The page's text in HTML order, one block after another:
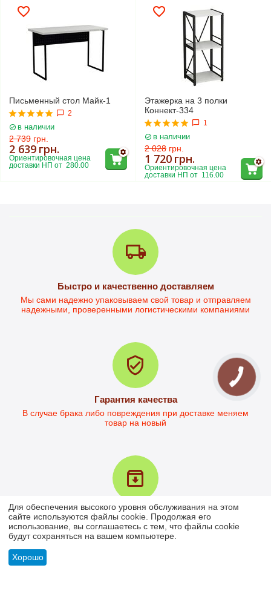
Письменный стол Майк-1
2
в наличии
2 739 грн.
2 639 грн.
Ориентировочная цена
доставки НП от  280.00
Этажерка на 3 полки
Коннект-334
1
в наличии
2 028 грн.
1 720 грн.
Ориентировочная цена
доставки НП от  116.00
Письменный стол Дейв-1
в наличии
Стол письменный Дейв-2L
в наличии
Ориентировочная цена
доставки НП от  284.00
4 196 грн.
3 093грн.
Ориентировочная цена
доставки НП от  285.00
Быстро и качественно доставляем
Мы сами надежно упаковываем свой товар и отправляем
надежными, проверенными логистическими компаниями
Гарантия качества
В случае брака либо повреждения при доставке меняем
товар на новый
Возврат товара в течение 30 дней
У вас есть 30 дней для того, чтобы протестировать вашу
покупку
Для обеспечения высокого уровня обслуживания на этом
сайте используются файлы cookie. Продолжая его
использование, вы соглашаетесь с тем, что файлы cookie
будут сохраняться на вашем компьютере.
Хорошо